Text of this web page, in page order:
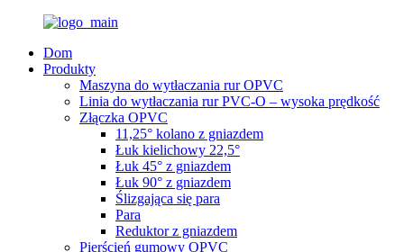
Dom
Produkty
Maszyna do wytłaczania rur OPVC
Linia do wytłaczania rur PVC-O – wysoka prędkość
Złączka OPVC
11,25° kolano z gniazdem
Łuk kielichowy 22,5°
Łuk 45° z gniazdem
Łuk 90° z gniazdem
Ślizgająca się para
Para
Reduktor z gniazdem
Pierścień gumowy OPVC